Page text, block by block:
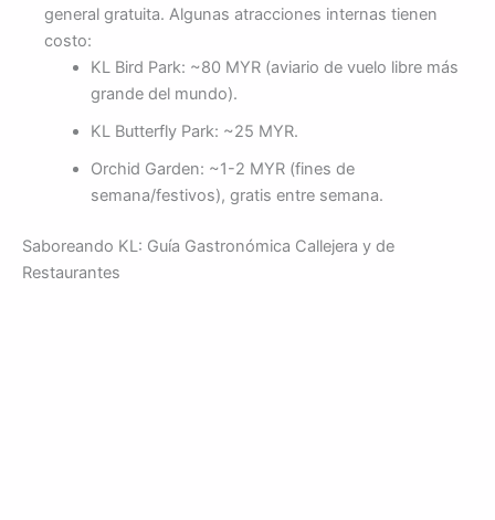
general gratuita. Algunas atracciones internas tienen
costo:
KL Bird Park: ~80 MYR (aviario de vuelo libre más
grande del mundo).
KL Butterfly Park: ~25 MYR.
Orchid Garden: ~1-2 MYR (fines de
semana/festivos), gratis entre semana.
Saboreando KL: Guía Gastronómica Callejera y de
Restaurantes